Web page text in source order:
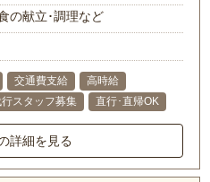
の献立･調理など
交通費支給
高時給
スタッフ募集 直行･直帰OK
詳細を見る